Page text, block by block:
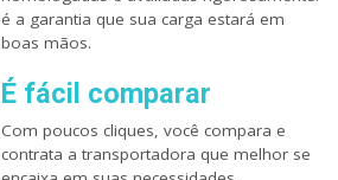
é a garantia que sua carga estará em
boas mãos.
É fácil comparar
Com poucos cliques, você compara e
contrata a transportadora que melhor se